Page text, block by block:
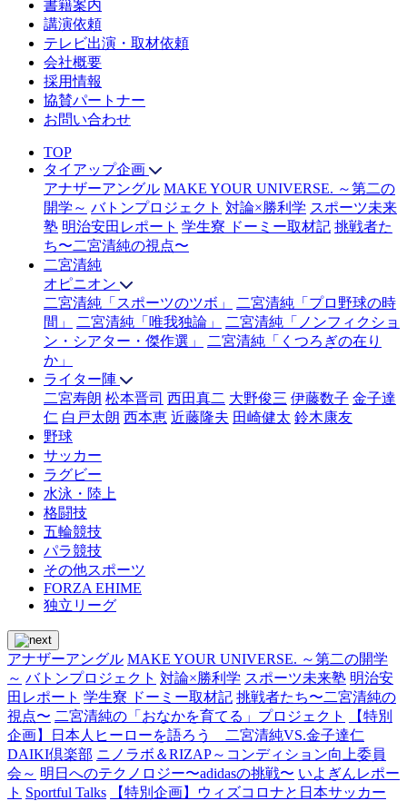
書籍案内
講演依頼
テレビ出演・取材依頼
会社概要
採用情報
協賛パートナー
お問い合わせ
TOP
タイアップ企画
アナザーアングル MAKE YOUR UNIVERSE. ～第二の
開学～ バトンプロジェクト 対論×勝利学 スポーツ未来
塾 明治安田レポート 学生寮 ドーミー取材記 挑戦者た
ち〜二宮清純の視点〜
二宮清純
オピニオン
二宮清純「スポーツのツボ」
二宮清純「プロ野球の時
間」
二宮清純「唯我独論」
二宮清純「ノンフィクショ
ン・シアター・傑作選」
二宮清純「くつろぎの在り
か」
ライター陣
二宮寿朗 松本晋司 西田真二 大野俊三 伊藤数子 金子達
仁 白戸太朗 西本恵 近藤隆夫 田崎健太 鈴木康友
野球
サッカー
ラグビー
水泳・陸上
格闘技
五輪競技
パラ競技
その他スポーツ
FORZA EHIME
独立リーグ
アナザーアングル MAKE YOUR UNIVERSE. ～第二の開学
～ バトンプロジェクト 対論×勝利学 スポーツ未来塾 明治安
田レポート 学生寮 ドーミー取材記 挑戦者たち〜二宮清純の
視点〜 二宮清純の「おなかを育てる」プロジェクト
【特別
企画】日本人ヒーローを語ろう 二宮清純VS.金子達仁
DAIKI倶楽部 ニノラボ＆RIZAP～コンディション向上委員
会～ 明日へのテクノロジー〜adidasの挑戦〜 いよぎんレポー
ト Sportful Talks
【特別企画】ウィズコロナと日本サッカー